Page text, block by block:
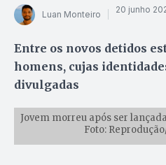
Luan Monteiro 20 junho
Entre os novos detidos
homens, cujas
divulgadas
Jovem morreu após ser
Foto: